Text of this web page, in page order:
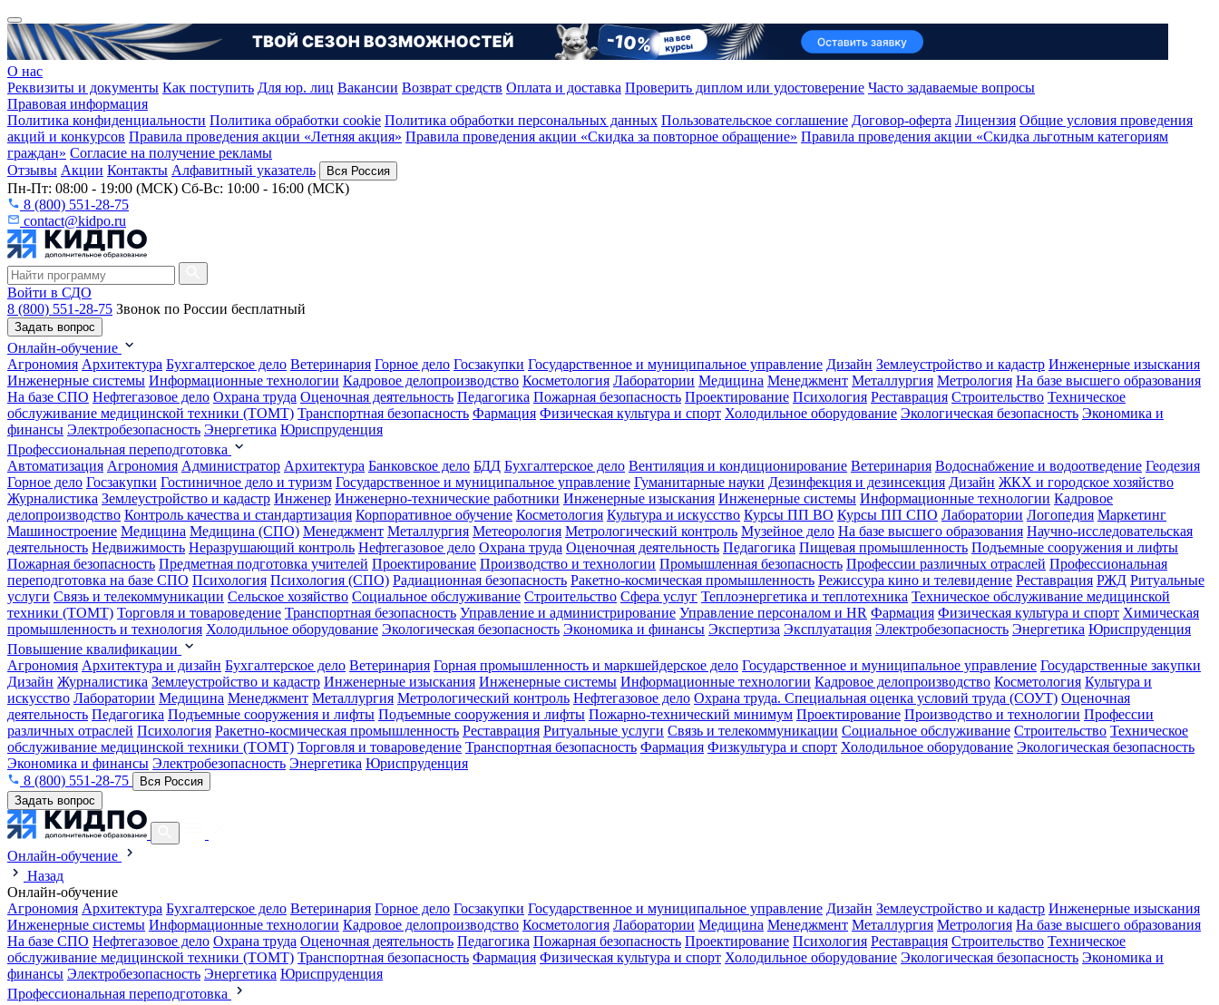
О нас
Реквизиты и документы Как поступить Для юр. лиц Вакансии Возврат средств Оплата и доставка Проверить диплом или удостоверение Часто задаваемые вопросы
Правовая информация
Политика конфиденциальности Политика обработки cookie Политика обработки персональных данных Пользовательское соглашение Договор-оферта Лицензия Общие условия проведения
акций и конкурсов Правила проведения акции «Летняя акция» Правила проведения акции «Скидка за повторное обращение» Правила проведения акции «Скидка льготным категориям
граждан» Согласие на получение рекламы
Отзывы Акции Контакты Алфавитный указатель Вся Россия
Пн-Пт: 08:00 - 19:00 (МСК) Сб-Вс: 10:00 - 16:00 (МСК)
8 (800) 551-28-75
contact@kidpo.ru
Войти в СДО
8 (800) 551-28-75 Звонок по России бесплатный
Задать вопрос
Онлайн-обучение
Агрономия Архитектура Бухгалтерское дело Ветеринария Горное дело Госзакупки Государственное и муниципальное управление Дизайн Землеустройство и кадастр Инженерные изыскания
Инженерные системы Информационные технологии Кадровое делопроизводство Косметология Лаборатории Медицина Менеджмент Металлургия Метрология На базе высшего образования
На базе СПО Нефтегазовое дело Охрана труда Оценочная деятельность Педагогика Пожарная безопасность Проектирование Психология Реставрация Строительство Техническое
обслуживание медицинской техники (ТОМТ) Транспортная безопасность Фармация Физическая культура и спорт Холодильное оборудование Экологическая безопасность Экономика и
финансы Электробезопасность Энергетика Юриспруденция
Профессиональная переподготовка
Автоматизация Агрономия Администратор Архитектура Банковское дело БДД Бухгалтерское дело Вентиляция и кондиционирование Ветеринария Водоснабжение и водоотведение Геодезия
Горное дело Госзакупки Гостиничное дело и туризм Государственное и муниципальное управление Гуманитарные науки Дезинфекция и дезинсекция Дизайн ЖКХ и городское хозяйство
Журналистика Землеустройство и кадастр Инженер Инженерно-технические работники Инженерные изыскания Инженерные системы Информационные технологии Кадровое
делопроизводство Контроль качества и стандартизация Корпоративное обучение Косметология Культура и искусство Курсы ПП ВО Курсы ПП СПО Лаборатории Логопедия Маркетинг
Машиностроение Медицина Медицина (СПО) Менеджмент Металлургия Метеорология Метрологический контроль Музейное дело На базе высшего образования Научно-исследовательская
деятельность Недвижимость Неразрушающий контроль Нефтегазовое дело Охрана труда Оценочная деятельность Педагогика Пищевая промышленность Подъемные сооружения и лифты
Пожарная безопасность Предметная подготовка учителей Проектирование Производство и технологии Промышленная безопасность Профессии различных отраслей Профессиональная
переподготовка на базе СПО Психология Психология (СПО) Радиационная безопасность Ракетно-космическая промышленность Режиссура кино и телевидение Реставрация РЖД Ритуальные
услуги Связь и телекоммуникации Сельское хозяйство Социальное обслуживание Строительство Сфера услуг Теплоэнергетика и теплотехника Техническое обслуживание медицинской
техники (ТОМТ) Торговля и товароведение Транспортная безопасность Управление и администрирование Управление персоналом и HR Фармация Физическая культура и спорт Химическая
промышленность и технология Холодильное оборудование Экологическая безопасность Экономика и финансы Экспертиза Эксплуатация Электробезопасность Энергетика Юриспруденция
Повышение квалификации
Агрономия Архитектура и дизайн Бухгалтерское дело Ветеринария Горная промышленность и маркшейдерское дело Государственное и муниципальное управление Государственные закупки
Дизайн Журналистика Землеустройство и кадастр Инженерные изыскания Инженерные системы Информационные технологии Кадровое делопроизводство Косметология Культура и
искусство Лаборатории Медицина Менеджмент Металлургия Метрологический контроль Нефтегазовое дело Охрана труда. Специальная оценка условий труда (СОУТ) Оценочная
деятельность Педагогика Подъемные сооружения и лифты Подъемные сооружения и лифты Пожарно-технический минимум Проектирование Производство и технологии Профессии
различных отраслей Психология Ракетно-космическая промышленность Реставрация Ритуальные услуги Связь и телекоммуникации Социальное обслуживание Строительство Техническое
обслуживание медицинской техники (ТОМТ) Торговля и товароведение Транспортная безопасность Фармация Физкультура и спорт Холодильное оборудование Экологическая безопасность
Экономика и финансы Электробезопасность Энергетика Юриспруденция
8 (800) 551-28-75
Вся Россия
Задать вопрос
Онлайн-обучение
Назад
Онлайн-обучение
Агрономия Архитектура Бухгалтерское дело Ветеринария Горное дело Госзакупки Государственное и муниципальное управление Дизайн Землеустройство и кадастр Инженерные изыскания
Инженерные системы Информационные технологии Кадровое делопроизводство Косметология Лаборатории Медицина Менеджмент Металлургия Метрология На базе высшего образования
На базе СПО Нефтегазовое дело Охрана труда Оценочная деятельность Педагогика Пожарная безопасность Проектирование Психология Реставрация Строительство Техническое
обслуживание медицинской техники (ТОМТ) Транспортная безопасность Фармация Физическая культура и спорт Холодильное оборудование Экологическая безопасность Экономика и
финансы Электробезопасность Энергетика Юриспруденция
Профессиональная переподготовка